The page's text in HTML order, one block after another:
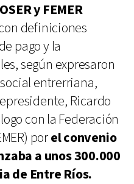
y FEMER
definiciones
pago y la
según expresaron
entrerriana,
Ricardo
con la Federación
porel convenio
a unos 300.000
de Entre Ríos.